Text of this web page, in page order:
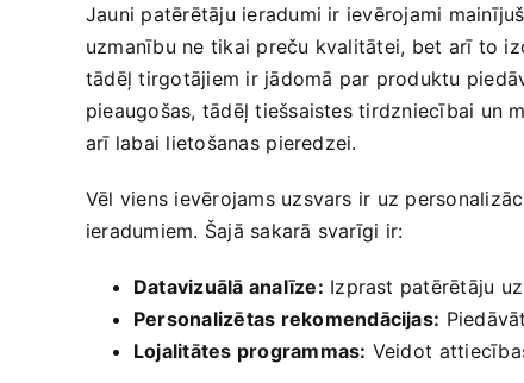
Jauni patērētāju ieradumi ir ievērojami
uzmanību ne tikai preču kvalitātei, bet arī to
tādēļ tirgotājiem ir jādomā par produktu
pieaugošas, ​tādēļ tiešsaistes tirdzniecībai un
arī ‍labai lietošanas⁣ pieredzei.
Vēl viens ievērojams uzsvars ir uz
ieradumiem. Šajā sakarā svarīgi ir:
Datavizuālā analīze: Izprast patērētāju
Personalizētas rekomendācijas:
Lojalitātes programmas: Veidot⁢